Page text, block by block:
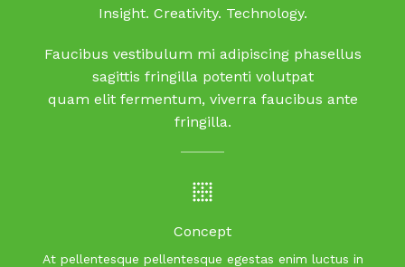
Insight. Creativity. Technology.
Faucibus vestibulum mi adipiscing phasellus
sagittis fringilla potenti volutpat
quam elit fermentum, viverra faucibus ante
fringilla.
Concept
At pellentesque pellentesque egestas enim luctus in